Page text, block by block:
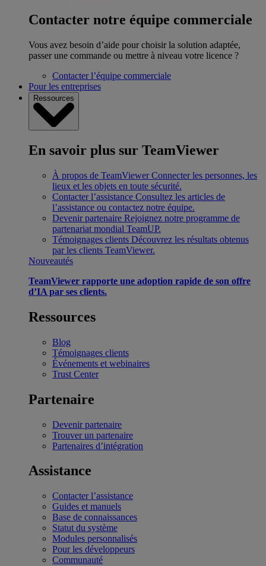
Contacter notre équipe commerciale
Vous avez besoin d’aide pour choisir la solution adaptée,
passer une commande ou mettre à niveau votre licence ?
Contacter l’équipe commerciale
Pour les entreprises
Ressources
En savoir plus sur TeamViewer
À propos de TeamViewer Connecter les personnes, les
lieux et les objets en toute sécurité.
Contacter l’assistance Consultez les articles de
l’assistance ou contactez notre équipe.
Devenir partenaire Rejoignez notre programme de
partenariat mondial TeamUP.
Témoignages clients Découvrez les résultats obtenus
par les clients TeamViewer.
Nouveautés
TeamViewer rapporte une adoption rapide de son offre
d’IA par ses clients.
Ressources
Blog
Témoignages clients
Événements et webinaires
Trust Center
Partenaire
Devenir partenaire
Trouver un partenaire
Partenaires d’intégration
Assistance
Contacter l’assistance
Guides et manuels
Base de connaissances
Statut du système
Modules personnalisés
Pour les développeurs
Communauté